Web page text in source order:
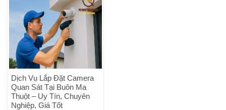
Dịch Vụ Lắp Đặt Camera
Quan Sát Tại Buôn Ma
Thuột – Uy Tín, Chuyên
Nghiệp, Giá Tốt